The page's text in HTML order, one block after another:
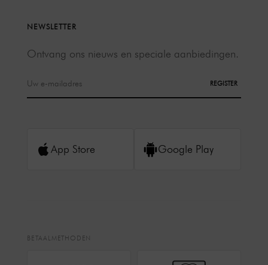
NEWSLETTER
Ontvang ons nieuws en speciale aanbiedingen.
REGISTER
App Store Google Play
BETAALMETHODEN